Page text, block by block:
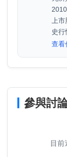
上
史行
查看
參與討
目前